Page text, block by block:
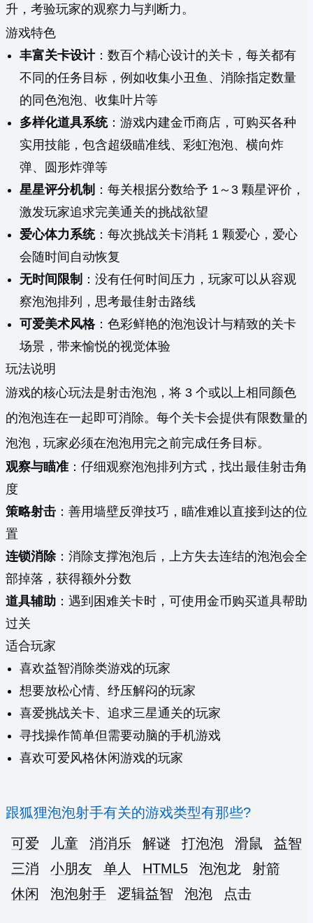
升，考验玩家的观察力与判断力。
游戏特色
丰富关卡设计：数百个精心设计的关卡，每关都有
不同的任务目标，例如收集小丑鱼、消除指定数量
的同色泡泡、收集叶片等
多样化道具系统：游戏内建金币商店，可购买各种
实用技能，包含超级瞄准线、彩虹泡泡、横向炸
弹、圆形炸弹等
星星评分机制 ：每关根据分数给予 1～3 颗星评价，
激发玩家追求完美通关的挑战欲望
爱心体力系统：每次挑战关卡消耗 1 颗爱心，爱心
会随时间自动恢复
无时间限制 ：没有任何时间压力，玩家可以从容观
察泡泡排列，思考最佳射击路线
可爱美术风格：色彩鲜艳的泡泡设计与精致的关卡
场景，带来愉悦的视觉体验
玩法说明
游戏的核心玩法是射击泡泡，将 3 个或以上相同颜色
的泡泡连在一起即可消除。每个关卡会提供有限数量的
泡泡，玩家必须在泡泡用完之前完成任务目标。
观察与瞄准：仔细观察泡泡排列方式，找出最佳射击角
度
策略射击 ：善用墙壁反弹技巧，瞄准难以直接到达的位
置
连锁消除：消除支撑泡泡后，上方失去连结的泡泡会全
部掉落，获得额外分数
道具辅助 ：遇到困难关卡时，可使用金币购买道具帮助
过关
适合玩家
喜欢益智消除类游戏的玩家
想要放松心情、纾压解闷的玩家
喜爱挑战关卡、追求三星通关的玩家
寻找操作简单但需要动脑的手机游戏
喜欢可爱风格休闲游戏的玩家
跟狐狸泡泡射手有关的游戏类型有那些?
可爱
儿童 消消乐 解谜 打泡泡 滑鼠
益智
三消
小朋友 单人 HTML5 泡泡龙
射箭
休闲
泡泡射手 逻辑益智 泡泡 点击